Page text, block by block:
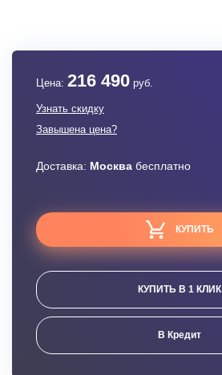
Цена: 216 490 руб.
Узнать скидку
Завышена цена?
Доставка: Москва бесплатно
КУПИТЬ
КУПИТЬ В 1 КЛИК
В Кредит